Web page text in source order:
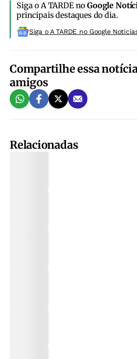
Siga o A TARDE noGoogle
principais destaques do dia.
Siga o A TARDE no Google
Compartilhe essa
amigos
Relacionadas